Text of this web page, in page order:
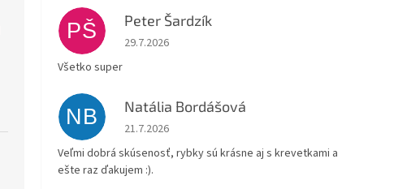
PŠ Peter Šardzík
Hodnotenie obchodu je 5 z 5 hviezdičiek.
29.7.2026
Všetko super
NB Natália Bordášová
Hodnotenie obchodu je 5 z 5 hviezdičiek.
21.7.2026
Veľmi dobrá skúsenosť, rybky sú krásne aj s krevetkami a
ešte raz ďakujem :).